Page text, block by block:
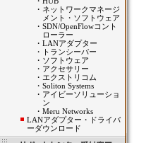
・ ネットワークマネージ
メント・ソフトウェア
・ SDN/OpenFlowコント
ローラー
・ LANアダプター
・
トランシーバー
・ ソフトウェア
・ アクセサリー
・ エクストリコム
・ Soliton Systems
・ アイビーソリューショ
ン
・ Meru Networks
LANアダプター・ドライバ
ーダウンロード